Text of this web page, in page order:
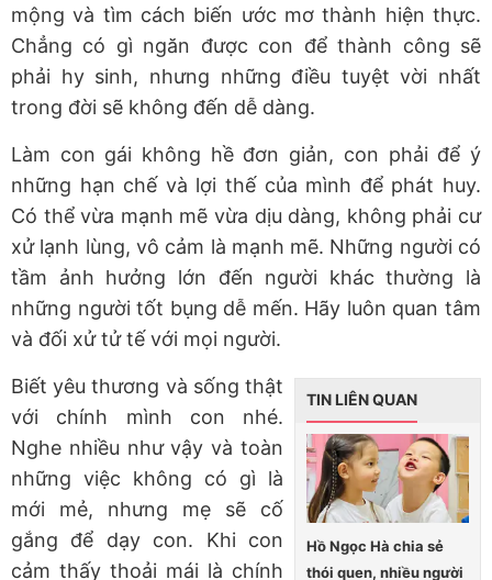
mộng và tìm cách biến ước mơ thành hiện thực.
Chẳng có gì ngăn được con để thành công sẽ
phải hy sinh, nhưng những điều tuyệt vời nhất
trong đời sẽ không đến dễ dàng.
Làm con gái không hề đơn giản, con phải để ý
những hạn chế và lợi thế của mình để phát huy.
Có thể vừa mạnh mẽ vừa dịu dàng, không phải cư
xử lạnh lùng, vô cảm là mạnh mẽ. Những người có
tầm ảnh hưởng lớn đến người khác thường là
những người tốt bụng dễ mến. Hãy luôn quan tâm
và đối xử tử tế với mọi người.
TIN LIÊN QUAN
Hồ Ngọc Hà chia sẻ
thói quen, nhiều người
Biết yêu thương và sống thật
với chính mình con nhé.
Nghe nhiều như vậy và toàn
những việc không có gì là
mới mẻ, nhưng mẹ sẽ cố
gắng để dạy con. Khi con
cảm thấy thoải mái là chính